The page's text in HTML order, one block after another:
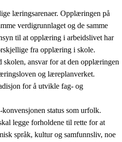
læringsarenaer. Opplæringen på
verdigrunnlaget og de samme
til at opplæring i arbeidslivet har
fra opplæring i skole.
ansvar for at den opplæringen
og læreplanverket.
for å utvikle fag- og
status som urfolk.
legge forholdene til rette for at
språk, kultur og samfunnsliv, noe